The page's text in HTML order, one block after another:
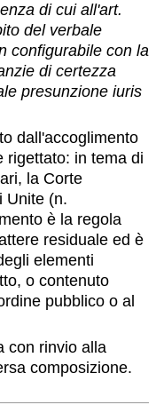
di cui all'art.
del verbale
configurabile con la
di certezza
presunzione iuris
dall'accoglimento
rigettato: in tema di
la Corte
Unite (n.
è la regola
residuale ed è
elementi
o contenuto
pubblico o al
con rinvio alla
composizione.